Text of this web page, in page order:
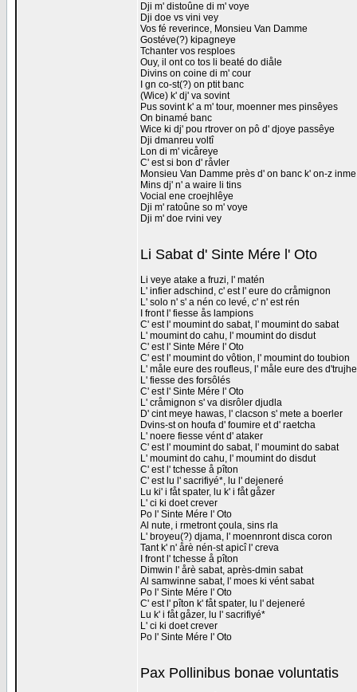
Dji m' distoûne di m' voye
Dji doe vs vini vey
Vos fé reverince, Monsieu Van Damme
Gostéve(?) kipagneye
Tchanter vos resploes
Ouy, il ont co tos li beaté do diåle
Divins on coine di m' cour
I gn co-st(?) on ptit banc
(Wice) k' dj' va sovint
Pus sovint k' a m' tour, moenner mes pinsêyes
On binamé banc
Wice ki dj' pou rtrover on pô d' djoye passêye
Dji dmanreu voltî
Lon di m' vicåreye
C' est si bon d' råvler
Monsieu Van Damme près d' on banc k' on-z inme
Mins dj' n' a waire li tins
Vocial ene croejhlêye
Dji m' ratoûne so m' voye
Dji m' doe rvini vey
Li Sabat d' Sinte Mére l' Oto
Li veye atake a fruzi, l' matén
L' infier adschind, c' est l' eure do cråmignon
L' solo n' s' a nén co levé, c' n' est rén
I front l' fiesse ås lampions
C' est l' moumint do sabat, l' moumint do sabat
L' moumint do cahu, l' moumint do disdut
C' est l' Sinte Mére l' Oto
C' est l' moumint do vôtion, l' moumint do toubion
L' måle eure des roufleus, l' måle eure des
L' fiesse des forsôlés
C' est l' Sinte Mére l' Oto
L' cråmignon s' va disrôler djudla
D' cint meye hawas, l' clacson s' mete a boerler
Dvins-st on houfa d' foumire et d' raetcha
L' noere fiesse vént d' ataker
C' est l' moumint do sabat, l' moumint do sabat
L' moumint do cahu, l' moumint do disdut
C' est l' tchesse å pîton
C' est lu l' sacrifiyé*, lu l' dejeneré
Lu ki' i fåt spater, lu k' i fåt gåzer
L' ci ki doet crever
Po l' Sinte Mére l' Oto
Al nute, i rmetront çoula, sins rla
L' broyeu(?) djama, l' moennront disca coron
Tant k' n' årè nén-st apicî l' creva
I front l' tchesse å pîton
Dimwin l' årè sabat, après-dmin sabat
Al samwinne sabat, l' moes ki vént sabat
Po l' Sinte Mére l' Oto
C' est l' pîton k' fåt spater, lu l' dejeneré
Lu k' i fåt gåzer, lu l' sacrifiyé*
L' ci ki doet crever
Po l' Sinte Mére l' Oto
Pax Pollinibus bonae voluntatis